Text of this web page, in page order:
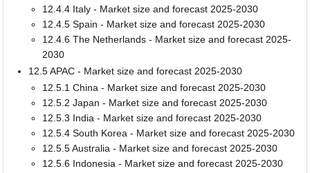
12.4.4 Italy - Market size and forecast 2025-2030
12.4.5 Spain - Market size and forecast 2025-2030
12.4.6 The Netherlands - Market size and forecast 2025-
2030
12.5 APAC - Market size and forecast 2025-2030
12.5.1 China - Market size and forecast 2025-2030
12.5.2 Japan - Market size and forecast 2025-2030
12.5.3 India - Market size and forecast 2025-2030
12.5.4 South Korea - Market size and forecast 2025-2030
12.5.5 Australia - Market size and forecast 2025-2030
12.5.6 Indonesia - Market size and forecast 2025-2030